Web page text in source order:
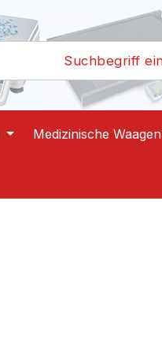
Medizinische Waagen